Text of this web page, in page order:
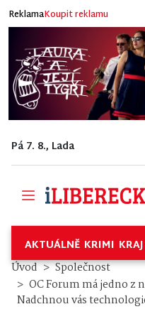
ReklamaKoupit reklamu
Pá 7. 8., Lada
AKTUÁLNĚ KRIMI KRAJ
Úvod
Společnost
OC Forum má jedno z
Nadchnou vás